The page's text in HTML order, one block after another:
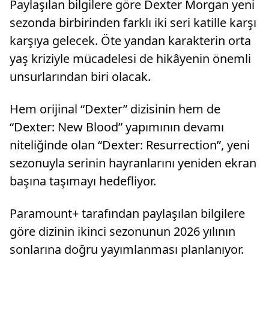
Paylaşılan bilgilere göre Dexter Morgan yeni
sezonda birbirinden farklı iki seri katille karşı
karşıya gelecek. Öte yandan karakterin orta
yaş kriziyle mücadelesi de hikâyenin önemli
unsurlarından biri olacak.
Hem orijinal “Dexter” dizisinin hem de
“Dexter: New Blood” yapımının devamı
niteliğinde olan “Dexter: Resurrection”, yeni
sezonuyla serinin hayranlarını yeniden ekran
başına taşımayı hedefliyor.
Paramount+ tarafından paylaşılan bilgilere
göre dizinin ikinci sezonunun 2026 yılının
sonlarına doğru yayımlanması planlanıyor.